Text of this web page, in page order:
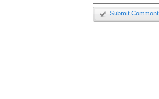
Submit Comment